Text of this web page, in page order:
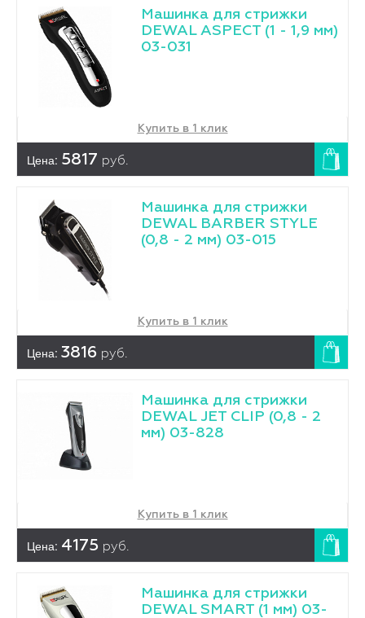
Машинка для стрижки
DEWAL ASPECT (1 - 1,9 мм)
03-031
Купить в 1 клик
Цена: 5817 руб.
Машинка для стрижки
DEWAL BARBER STYLE
(0,8 - 2 мм) 03-015
Купить в 1 клик
Цена: 3816 руб.
Машинка для стрижки
DEWAL JET CLIP (0,8 - 2
мм) 03-828
Купить в 1 клик
Цена: 4175 руб.
Машинка для стрижки
DEWAL SMART (1 мм) 03-